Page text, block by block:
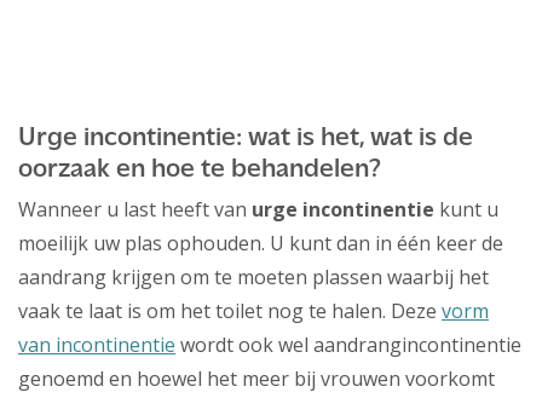
Urge incontinentie: wat is het, wat is de
oorzaak en hoe te behandelen?
Wanneer u last heeft van urge incontinentie kunt u
moeilijk uw plas ophouden. U kunt dan in één keer de
aandrang krijgen om te moeten plassen waarbij het
vaak te laat is om het toilet nog te halen. Deze vorm
van incontinentie wordt ook wel aandrangincontinentie
genoemd en hoewel het meer bij vrouwen voorkomt